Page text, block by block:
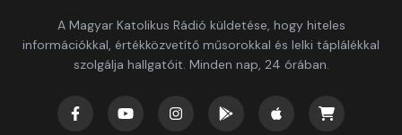
A Magyar Katolikus Rádió küldetése, hogy hiteles
információkkal, értékközvetítő műsorokkal és lelki táplálékkal
szolgálja hallgatóit. Minden nap, 24 órában.